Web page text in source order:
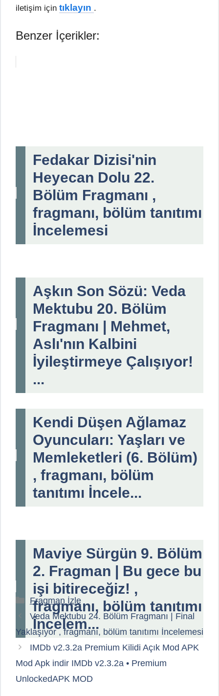
iletişim için tıklayın .
Benzer İçerikler:
Fedakar Dizisi'nin
Heyecan Dolu 22.
Bölüm Fragmanı ,
fragmanı, bölüm tanıtımı
İncelemesi
Aşkın Son Sözü: Veda
Mektubu 20. Bölüm
Fragmanı | Mehmet,
Aslı'nın Kalbini
İyileştirmeye Çalışıyor!
...
Kendi Düşen Ağlamaz
Oyuncuları: Yaşları ve
Memleketleri (6. Bölüm)
, fragmanı, bölüm
tanıtımı İncele...
Maviye Sürgün 9. Bölüm
2. Fragman | Bu gece bu
işi bitireceğiz! ,
fragmanı, bölüm tanıtımı
İncelem...
Kategoriler
Fragman İzle
Veda Mektubu 24. Bölüm Fragmanı | Final
Yaklaşıyor , fragmanı, bölüm tanıtımı İncelemesi
IMDb v2.3.2a Premium Kilidi Açık Mod APK
Mod Apk indir IMDb v2.3.2a • Premium
UnlockedAPK MOD